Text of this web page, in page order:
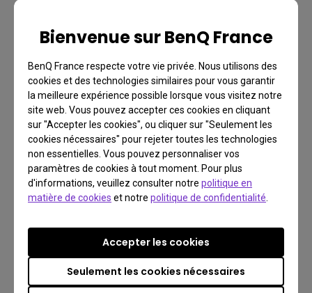
Bienvenue sur BenQ France
BenQ France respecte votre vie privée. Nous utilisons des
cookies et des technologies similaires pour vous garantir
la meilleure expérience possible lorsque vous visitez notre
site web. Vous pouvez accepter ces cookies en cliquant
sur "Accepter les cookies", ou cliquer sur "Seulement les
cookies nécessaires" pour rejeter toutes les technologies
non essentielles. Vous pouvez personnaliser vos
paramètres de cookies à tout moment. Pour plus
d'informations, veuillez consulter notre politique en
matière de cookies et notre politique de confidentialité
Seulement les cookies nécessaires
Accepter les cookies
FAQ
Vous avez une question?
Lire la réponse